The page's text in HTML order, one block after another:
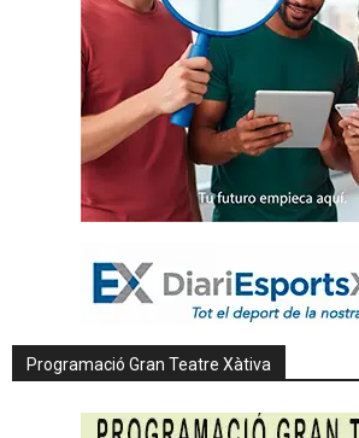
Programació Gran Teatre Xàtiva